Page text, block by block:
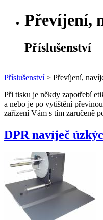
Převíjení,
Příslušenství
Příslušenství> Převíjení,
Při tisku je někdy zapotřebí
a nebo je po vytištění
zařízení Vám s tím zaručeně
DPR navíječ